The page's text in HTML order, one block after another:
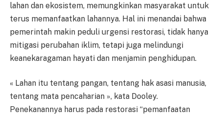
lahan dan ekosistem, memungkinkan masyarakat untuk
terus memanfaatkan lahannya. Hal ini menandai bahwa
pemerintah makin peduli urgensi restorasi, tidak hanya
mitigasi perubahan iklim, tetapi juga melindungi
keanekaragaman hayati dan menjamin penghidupan.
« Lahan itu tentang pangan, tentang hak asasi manusia,
tentang mata pencaharian », kata Dooley.
Penekanannya harus pada restorasi “pemanfaatan